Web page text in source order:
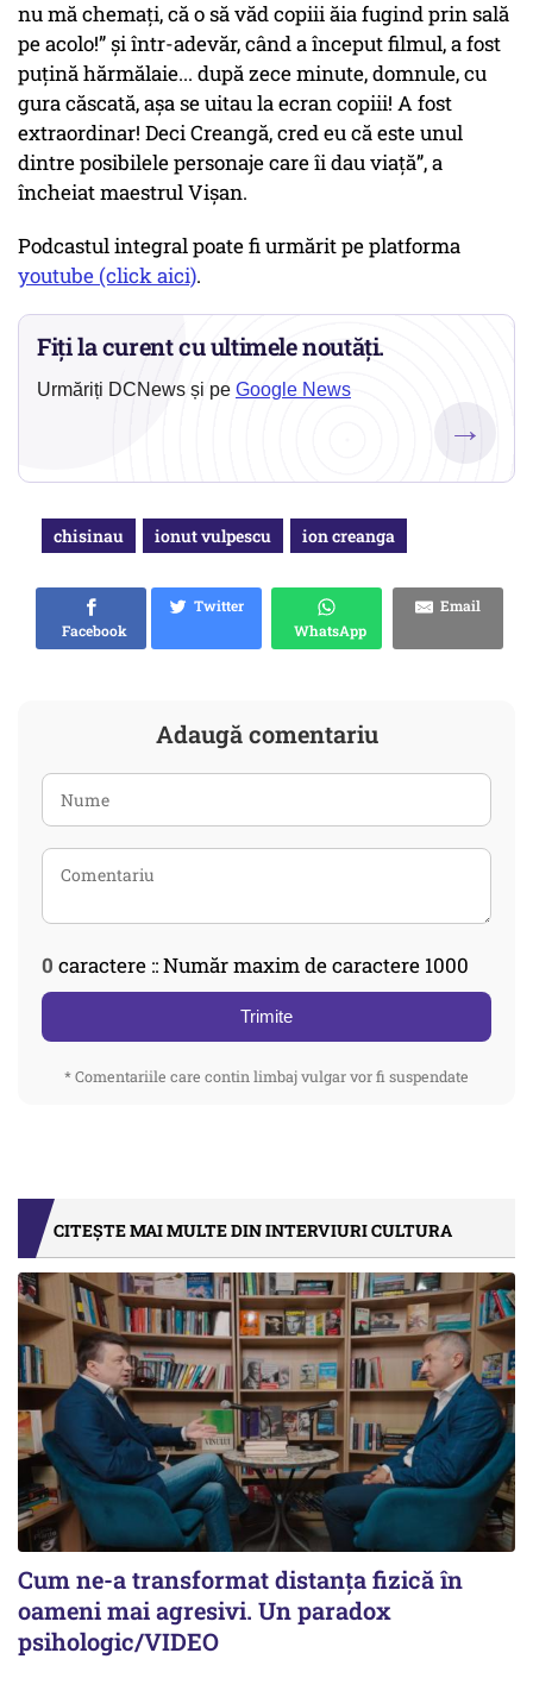
nu mă chemați, că o să văd copiii ăia fugind prin sală
pe acolo!” și într-adevăr, când a început filmul, a fost
puțină hărmălaie... după zece minute, domnule, cu
gura căscată, așa se uitau la ecran copiii! A fost
extraordinar! Deci Creangă, cred eu că este unul
dintre posibilele personaje care îi dau viață”, a
încheiat maestrul Vișan.
Podcastul integral poate fi urmărit pe platforma
youtube (click aici).
Fiți la curent cu ultimele noutăți.
Urmăriți DCNews și pe Google News
→
chisinau ionut vulpescu ion creanga
Facebook
Twitter
WhatsApp
Email
Adaugă comentariu
0 caractere :: Număr maxim de caractere 1000
Trimite
* Comentariile care contin limbaj vulgar vor fi suspendate
CITEȘTE MAI MULTE DIN INTERVIURI CULTURA
Cum ne-a transformat distanța fizică în
oameni mai agresivi. Un paradox
psihologic/VIDEO